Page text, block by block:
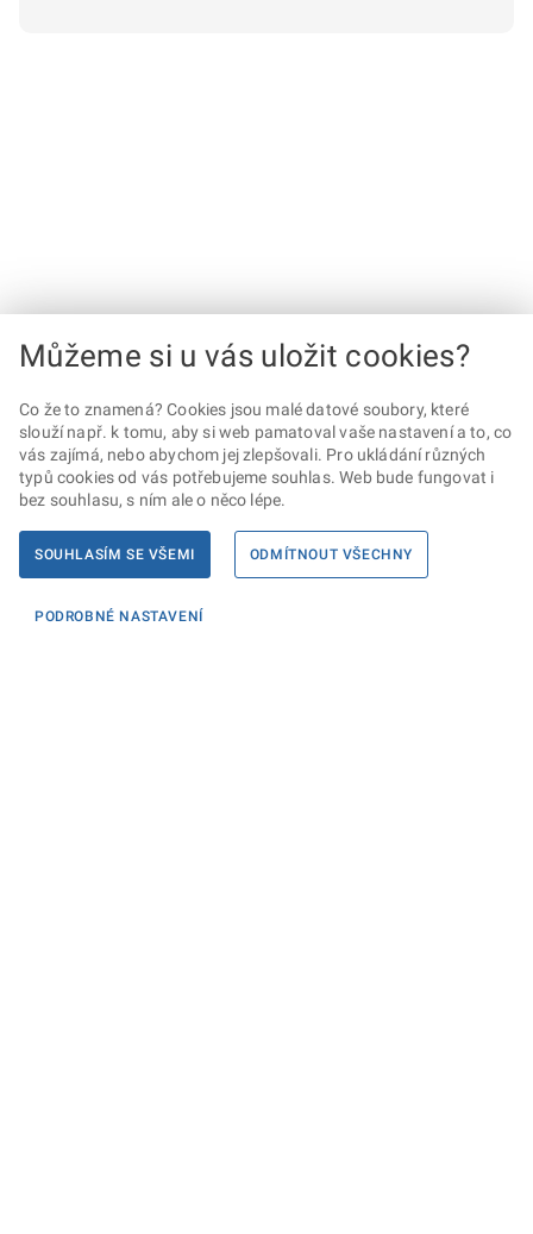
Můžeme si u vás uložit cookies?
Co že to znamená? Cookies jsou malé datové soubory, které
slouží např. k tomu, aby si web pamatoval vaše nastavení a to, co
vás zajímá, nebo abychom jej zlepšovali. Pro ukládání různých
typů cookies od vás potřebujeme souhlas. Web bude fungovat i
bez souhlasu, s ním ale o něco lépe.
SOUHLASÍM SE VŠEMI ODMÍTNOUT VŠECHNY
PODROBNÉ NASTAVENÍ